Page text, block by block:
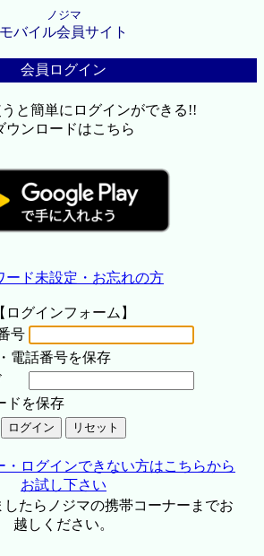
ノジマ
モバイル会員サイト
会員ログイン
と簡単にログインができる!!
ウンロードはこちら
ード未設定・お忘れの方
【ログインフォーム】
号
電話番号を保存
ドを保存
・ログインできない方はこちらから
お試し下さい
たらノジマの携帯コーナーまでお
越しください。